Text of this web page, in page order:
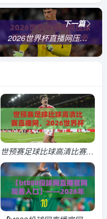
下一篇
2026世界杯直播网压球视频直播网站！球迷必备的观赛神器，(2026世界杯直播网压球视频直播网站) 你用过吗？
世预赛足球比球高清比赛直
播网，2026世界杯预选赛
球迷必备观赛指南